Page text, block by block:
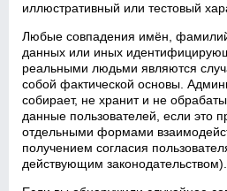
иллюстративный или тестовый
Любые совпадения имён,
данных или иных
реальными людьми являются
собой фактической основы.
собирает, не хранит и не
данные пользователей, если это
отдельными формами
получением согласия
действующим законодательством).